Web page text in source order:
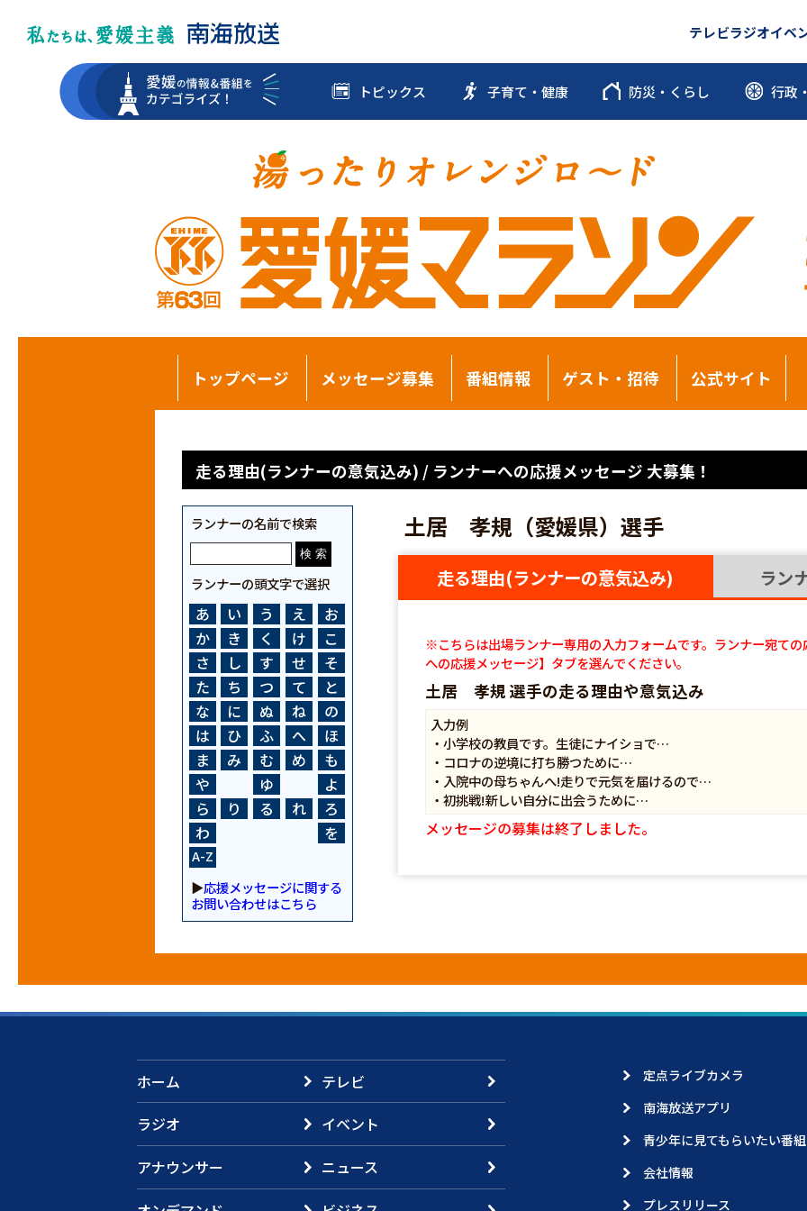
テレビラジオイベ
トピックス 子育て・健康 防災・くらし 行政
トップページ メッセージ募集 番組情報 ゲスト・招待 公式サイト
走る理由(ランナーの意気込み) / ランナーへの応援メッセージ 大募集！
ランナーの名前で検索
ランナーの頭文字で選択
あ い う え
お
か
き く け
こ
さ
し す せ
そ
た
ち つ て
と
な
に ぬ ね
の
は
ひ ふ へ
ほ
ま
み む め
も
や
ゆ
よ
ら
り る れ
ろ
わ
を
A-Z
▶応援メッセージに関する
お問い合わせはこちら
土居 孝規（愛媛県）選手
走る理由(ランナーの意気込み) ラン
※こちらは出場ランナー専用の入力フォームです。ランナー宛て
への応援メッセージ】タブを選んでください。
土居 孝規 選手の走る理由や意気込み
入力例
・小学校の教員です。生徒にナイショで…
・コロナの逆境に打ち勝つために…
・入院中の母ちゃんへ!走りで元気を届けるので…
・初挑戦!新しい自分に出会うために…
メッセージの募集は終了しました。
ホーム
テレビ
ラジオ
イベント
アナウンサー
ニュース
定点ライブカメラ
南海放送アプリ
青少年に見てもらいたい番組
会社情報
プレスリリース